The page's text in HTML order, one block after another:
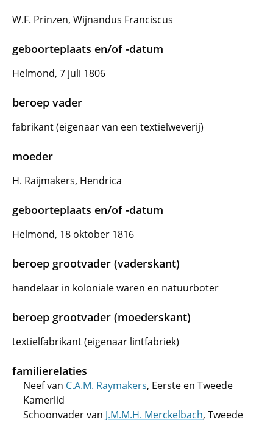
W.F. Prinzen, Wijnandus Franciscus
geboorteplaats en/of -datum
Helmond, 7 juli 1806
beroep vader
fabrikant (eigenaar van een textielweverij)
moeder
H. Raijmakers, Hendrica
geboorteplaats en/of -datum
Helmond, 18 oktober 1816
beroep grootvader (vaderskant)
handelaar in koloniale waren en natuurboter
beroep grootvader (moederskant)
textielfabrikant (eigenaar lintfabriek)
familierelaties
Neef van C.A.M. Raymakers, Eerste en Tweede
Kamerlid
Schoonvader van J.M.M.H. Merckelbach, Tweede